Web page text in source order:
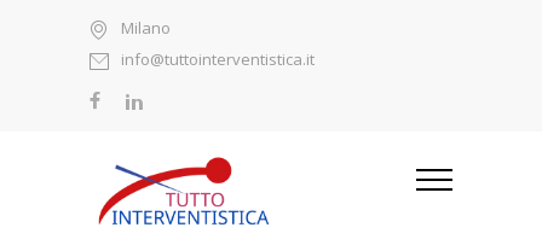
Milano
info@tuttointerventistica.it